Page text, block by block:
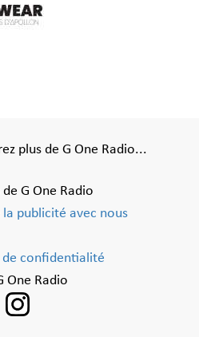
plus de G One Radio...
G One Radio
la publicité avec nous
confidentialité
One Radio